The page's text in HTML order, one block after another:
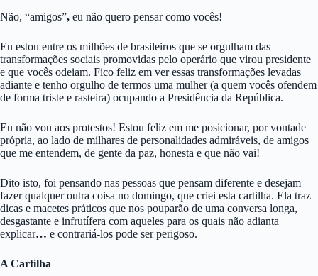
Não, “amigos”, eu não quero pensar como vocês!
Eu estou entre os milhões de brasileiros que se orgulham das
transformações sociais promovidas pelo operário que virou presidente
e que vocês odeiam. Fico feliz em ver essas transformações levadas
adiante e tenho orgulho de termos uma mulher (a quem vocês ofendem
de forma triste e rasteira) ocupando a Presidência da República.
Eu não vou aos protestos! Estou feliz em me posicionar, por vontade
própria, ao lado de milhares de personalidades admiráveis, de amigos
que me entendem, de gente da paz, honesta e que não vai!
Dito isto, foi pensando nas pessoas que pensam diferente e desejam
fazer qualquer outra coisa no domingo, que criei esta cartilha. Ela traz
dicas e macetes práticos que nos pouparão de uma conversa longa,
desgastante e infrutífera com aqueles para os quais não adianta
explicar… e contrariá-los pode ser perigoso.
A Cartilha